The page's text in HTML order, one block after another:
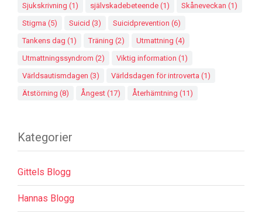
Sjukskrivning (1) självskadebeteende (1) Skåneveckan (1)
Stigma (5) Suicid (3) Suicidprevention (6)
Tankens dag (1) Träning (2) Utmattning (4)
Utmattningssyndrom (2) Viktig information (1)
Världsautismdagen (3) Världsdagen för introverta (1)
Ätstörning (8) Ångest (17) Återhämtning (11)
Kategorier
Gittels Blogg
Hannas Blogg